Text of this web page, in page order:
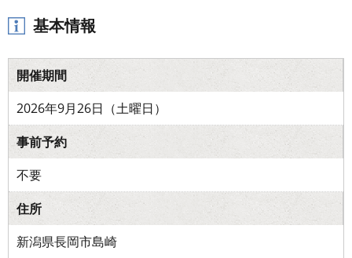
基本情報
開催期間
2026年9月26日（土曜日）
事前予約
不要
住所
新潟県長岡市島崎